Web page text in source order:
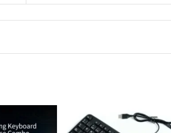
FW-708”
Los campos obligatorios están